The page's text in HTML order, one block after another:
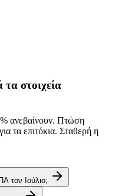
στοιχεία
ανεβαίνουν. Πτώση
τα επιτόκια. Σταθερή η
τον Ιούλιο;